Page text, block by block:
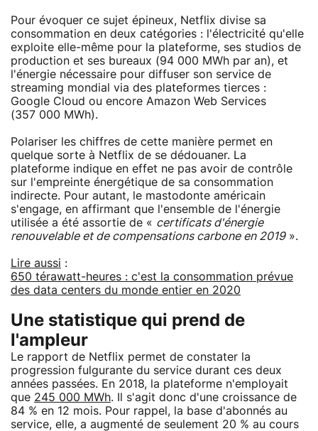
Pour évoquer ce sujet épineux, Netflix divise sa
consommation en deux catégories : l'électricité qu'elle
exploite elle-même pour la plateforme, ses studios de
production et ses bureaux (94 000 MWh par an), et
l'énergie nécessaire pour diffuser son service de
streaming mondial via des plateformes tierces :
Google Cloud ou encore Amazon Web Services
(357 000 MWh).
Polariser les chiffres de cette manière permet en
quelque sorte à Netflix de se dédouaner. La
plateforme indique en effet ne pas avoir de contrôle
sur l'empreinte énergétique de sa consommation
indirecte. Pour autant, le mastodonte américain
s'engage, en affirmant que l'ensemble de l'énergie
utilisée a été assortie de « certificats d'énergie
renouvelable et de compensations carbone en 2019».
Lire aussi :
650 térawatt-heures : c'est la consommation prévue
des data centers du monde entier en 2020
Une statistique qui prend de
l'ampleur
Le rapport de Netflix permet de constater la
progression fulgurante du service durant ces deux
années passées. En 2018, la plateforme n'employait
que 245 000 MWh. Il s'agit donc d'une croissance de
84 % en 12 mois. Pour rappel, la base d'abonnés au
service, elle, a augmenté de seulement 20 % au cours